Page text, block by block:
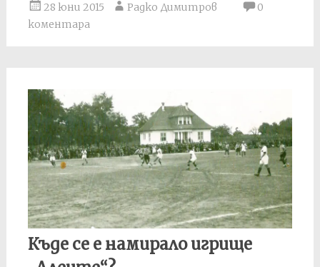
28 юни 2015 Радко Димитров
0
коментара
Къде се е намирало игрище